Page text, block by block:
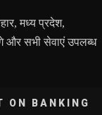
मध्य प्रदेश,
और सभी सेवाएं उपलब्ध
ON BANKING